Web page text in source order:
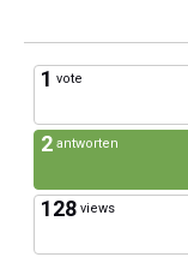
1 vote
2 antworten
128 views